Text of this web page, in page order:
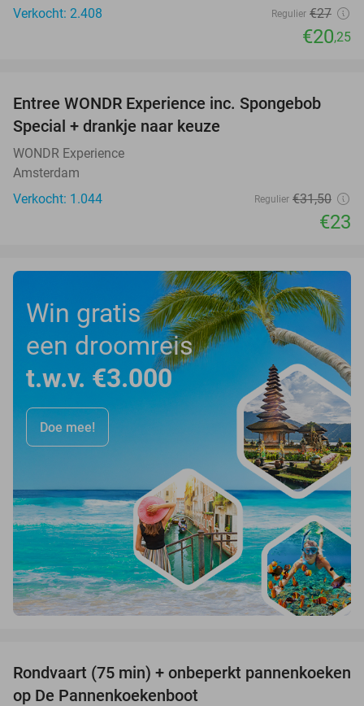
Verkocht: 2.408 Regulier €27
€20,25
27%
Entree WONDR Experience inc. Spongebob
Special + drankje naar keuze
WONDR Experience
Amsterdam
Verkocht: 1.044
Regulier €31,50
€23
Win gratis
een droomreis
t.w.v. €3.000
Doe mee!
30%
Rondvaart (75 min) + onbeperkt pannenkoeken
op De Pannenkoekenboot